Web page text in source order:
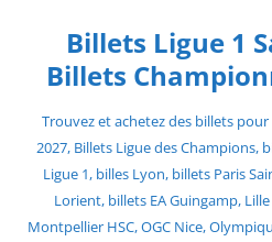
contentBillets Ligue 1
Billets
Trouvez et achetez des billets
2027, Billets Ligue des Champions,
Ligue 1, billes Lyon, billets Paris
Lorient, billets EA Guingamp,
Montpellier HSC, OGC Nice,